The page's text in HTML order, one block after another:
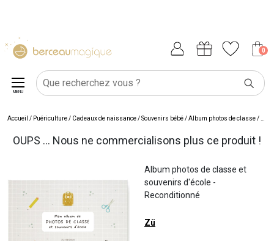
0
MENU
Accueil / Puériculture/ Cadeaux de naissance/Souvenirs bébé/Album photos de classe/
OUPS ... Nous ne commercialisons plus ce produit !
Album photos de classe et
souvenirs d'école -
Reconditionné
Zü